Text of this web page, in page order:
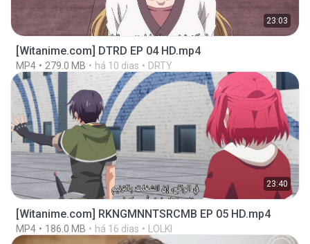
23:03
[Witanime.com] DTRD EP 04 HD.mp4
MP4 279.0 MB há 10 dias DRTY
23:40
[Witanime.com] RKNGMNNTSRCMB EP 05 HD.mp4
MP4 186.0 MB há 16 dias LOLKI